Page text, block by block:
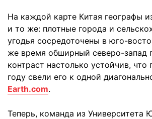
На каждой карте Китая географы
и то же: плотные города и
угодья сосредоточены в юго-
же время обширный северо-запад
контраст настолько устойчив, что
году свели его к одной
Earth.com.
Теперь, команда из Университета